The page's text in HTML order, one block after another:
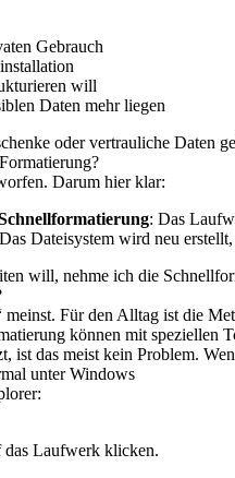
Gebrauch
will
Daten mehr liegen
oder vertrauliche Daten
Darum hier klar:
: Das
Dateisystem wird neu
will, nehme ich die
Für den Alltag ist die
können mit speziellen
das meist kein Problem.
unter Windows
Laufwerk klicken.